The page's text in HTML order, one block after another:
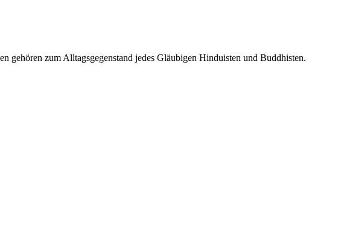
zum Alltagsgegenstand jedes Gläubigen Hinduisten und Buddhisten.